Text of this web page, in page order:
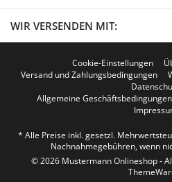
WIR VERSENDEN MIT:
Cookie-Einstellungen
Versand und Zahlungsbedingungen
Allgemeine
* Alle Preise inkl. gesetzl.
Nachnahmegebühren, wenn
© 2026 Mustermann Onlineshop -